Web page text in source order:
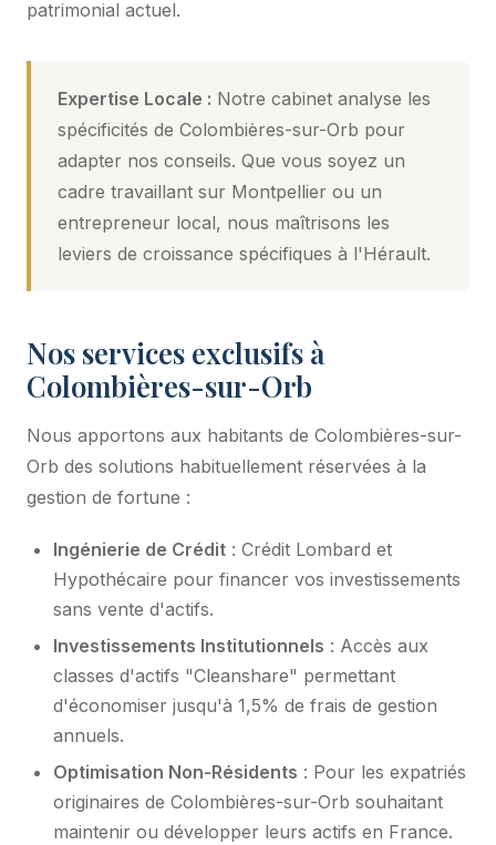
patrimonial actuel.
Expertise Locale : Notre cabinet analyse les
spécificités de Colombières-sur-Orb pour
adapter nos conseils. Que vous soyez un
cadre travaillant sur Montpellier ou un
entrepreneur local, nous maîtrisons les
leviers de croissance spécifiques à l'Hérault.
Nos services exclusifs à
Colombières-sur-Orb
Nous apportons aux habitants de Colombières-sur-
Orb des solutions habituellement réservées à la
gestion de fortune :
Ingénierie de Crédit : Crédit Lombard et
Hypothécaire pour financer vos investissements
sans vente d'actifs.
Investissements Institutionnels : Accès aux
classes d'actifs "Cleanshare" permettant
d'économiser jusqu'à 1,5% de frais de gestion
annuels.
Optimisation Non-Résidents : Pour les expatriés
originaires de Colombières-sur-Orb souhaitant
maintenir ou développer leurs actifs en France.